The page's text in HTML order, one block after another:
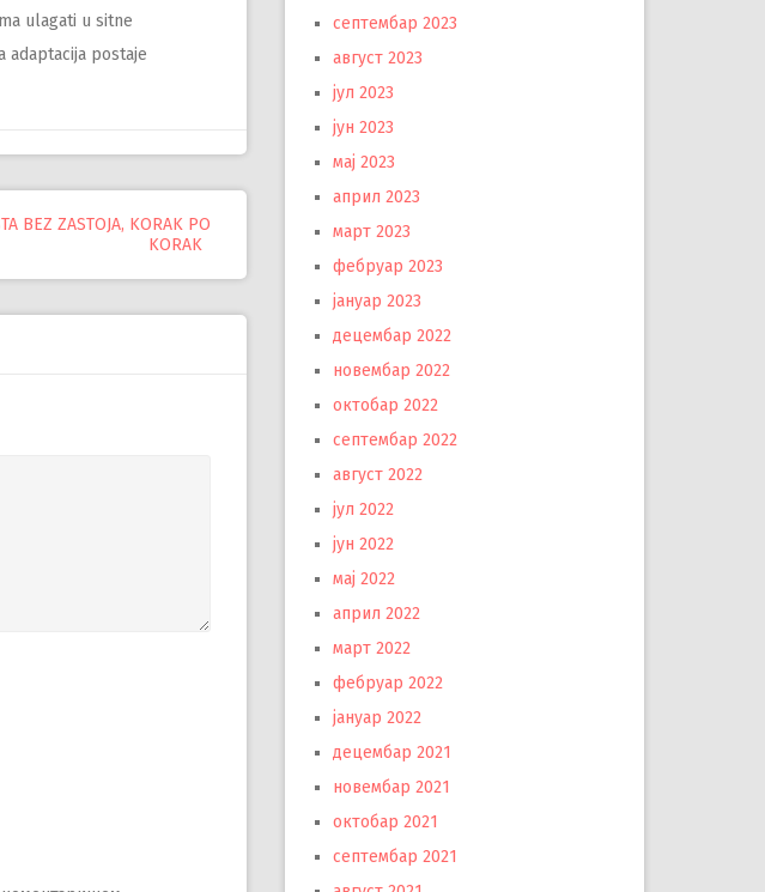
ulagati u sitne
adaptacija postaje
BEZ ZASTOJA, KORAK PO
KORAK
септембар 2023
август 2023
јул 2023
јун 2023
мај 2023
април 2023
март 2023
фебруар 2023
јануар 2023
децембар 2022
новембар 2022
октобар 2022
септембар 2022
август 2022
јул 2022
јун 2022
мај 2022
април 2022
март 2022
фебруар 2022
јануар 2022
децембар 2021
новембар 2021
октобар 2021
септембар 2021